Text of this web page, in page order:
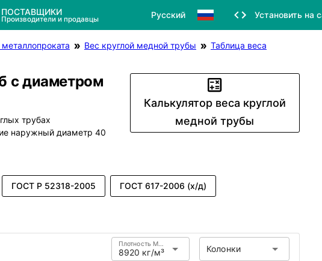
ПОСТАВЩИКИ
Производители и продавцы Русский Установить на
Вес круглой медной трубы
Таблица веса
с диаметром
трубах
наружный диаметр 40
Калькулятор веса круглой
медной трубы
ГОСТ Р 52318-2005 ГОСТ 617-2006 (х/д)
8920 кг/м³
Плотность Медь Колонки